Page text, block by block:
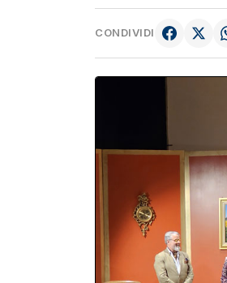
CONDIVIDI